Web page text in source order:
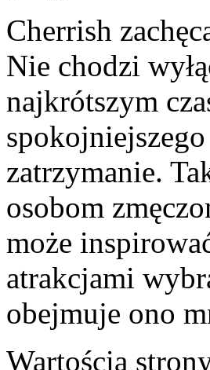
Cherrish
Nie chodzi
najkrótszym
zatrzymanie.
osobom
może
atrakcjami
obejmuje ono
Wartością